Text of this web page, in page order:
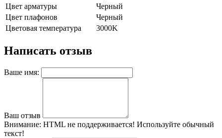
Цвет арматуры
Черный
Цвет плафонов
Черный
Цветовая температура
3000K
Написать отзыв
Ваше имя:
Ваш отзыв
Внимание: HTML не поддерживается! Используйте обычный
текст!